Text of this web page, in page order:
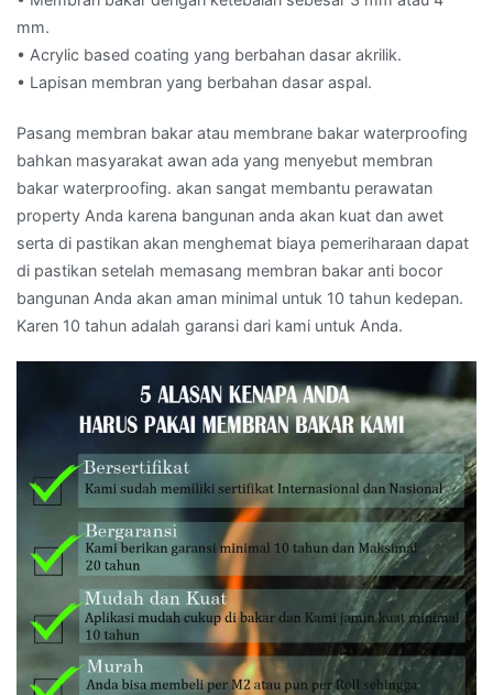
mm.
• Acrylic based coating yang berbahan dasar akrilik.
• Lapisan membran yang berbahan dasar aspal.
Pasang membran bakar atau membrane bakar waterproofing
bahkan masyarakat awan ada yang menyebut membran
bakar waterproofing. akan sangat membantu perawatan
property Anda karena bangunan anda akan kuat dan awet
serta di pastikan akan menghemat biaya pemeriharaan dapat
di pastikan setelah memasang membran bakar anti bocor
bangunan Anda akan aman minimal untuk 10 tahun kedepan.
Karen 10 tahun adalah garansi dari kami untuk Anda.